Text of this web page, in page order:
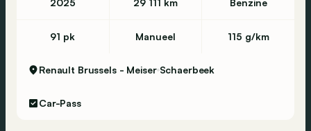
91 pk Manueel 115 g/km
Renault Brussels - Meiser Schaerbeek
Car-Pass